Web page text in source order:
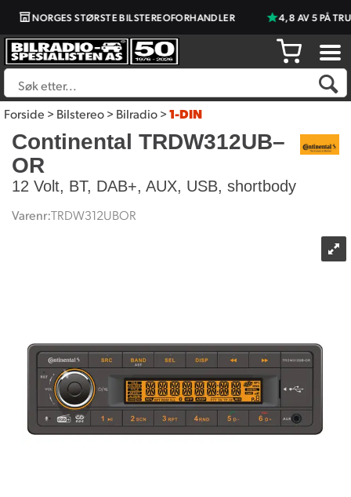
NORGES STØRSTE BILSTEREOFORHANDLER 4,8 AV 5 PÅ
Forside>Bilstereo>Bilradio>1-DIN
Continental TRDW312UB–
OR
12 Volt, BT, DAB+, AUX, USB, shortbody
Varenr:TRDW312UBOR